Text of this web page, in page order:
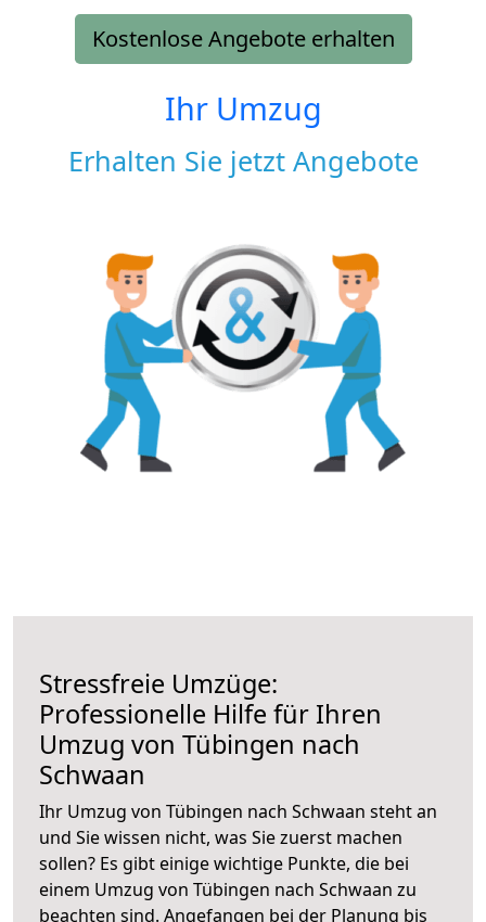
Kostenlose Angebote erhalten
Ihr Umzug
Erhalten Sie jetzt Angebote
Stressfreie Umzüge:
Professionelle Hilfe für Ihren
Umzug von Tübingen nach
Schwaan
Ihr Umzug von Tübingen nach Schwaan steht an
und Sie wissen nicht, was Sie zuerst machen
sollen? Es gibt einige wichtige Punkte, die bei
einem Umzug von Tübingen nach Schwaan zu
beachten sind. Angefangen bei der Planung bis